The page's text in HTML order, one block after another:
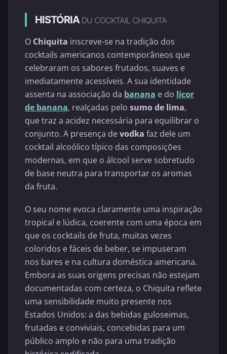
HISTÓRIA DU COCKTAIL CHIQUITA
O Chiquita inscreve-se na tradição dos
cocktails americanos contemporâneos que
celebraram os sabores frutados, suaves e
imediatamente acessíveis. A sua identidade
assenta na associação da banana e do licor
de banana, realçadas pelo sumo de lima,
que traz a acidez necessária para equilibrar o
conjunto. A presença devodka faz dele um
cocktail alcoólico típico das composições
modernas, em que o álcool serve sobretudo
de base neutra para transportar os aromas
da fruta.
O seu nome evoca claramente uma inspiração
tropical e lúdica, coerente com uma época em
que os cocktails de fruta, muitas vezes
coloridos e fáceis de beber, se impuseram
nos bares e na cultura doméstica americana.
Embora as suas origens precisas não estejam
documentadas com certeza, o Chiquita reflete
uma sensibilidade muito presente nos
Estados Unidos: a das bebidas guloseimas,
frutadas e conviviais, concebidas para um
público amplo e não para uma tradição